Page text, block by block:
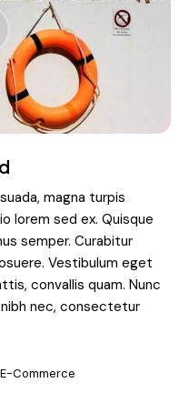
magna turpis
lorem sed ex. Quisque
semper. Curabitur
Vestibulum eget
convallis quam. Nunc
nec, consectetur
E-Commerce